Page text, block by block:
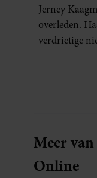
Jerney
overleden.
verdrietige
Meer
Online